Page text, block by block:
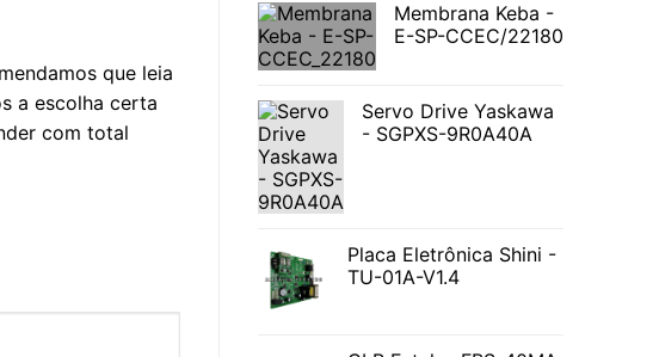
que leia
a escolha certa
com total
Membrana Keba -
E-SP-CCEC/22180
Servo Drive Yaskawa
- SGPXS-9R0A40A
Placa Eletrônica Shini -
TU-01A-V1.4